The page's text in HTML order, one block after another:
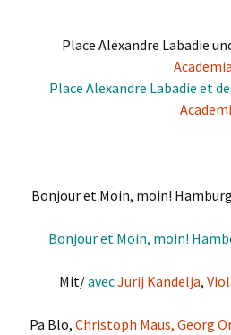
Place Alexandre Labadie
Place Alexandre Labadie et
Bonjour et Moin, moin!
Bonjour et Moin, moin!
Mit/avecJurij Kandelja,
Pa Blo, Christoph Maus, Georg